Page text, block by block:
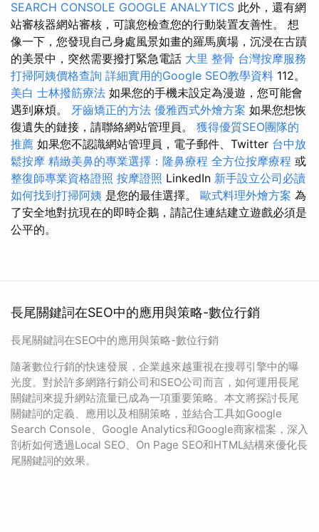
SEARCH CONSOLE GOOGLE ANALYTICS 此外，還有網
站審核器網站審核，可讓您檢查您的行動裝置友善性。 想
像一下，您發現自己身處風景如畫的羅馬廣場，沉浸在古蹟
的美景中，突然需要撥打緊急電話 大里 整骨 台灣按摩服務
打掃阿姨價格查詢 詳細實用的Google SEO教學資料 112。
美白 士林撥筋療法 如果您的手機未設定為漫遊，您可能會
遇到麻煩。 牙齒矯正的方法 優雅西式外燴方案 如果您想恢
復遺失的鏈接，請聯絡網站管理員。 獲得優質SEO團隊的
推薦 如果您不認識網站管理員，電子郵件、Twitter 台中放
鬆按摩 精緻美鼻的專業選擇：隆鼻療程 全方位按摩療程 或
整復師專業資格證照 按摩證照 LinkedIn 新手設立公司必讀
如何找到打掃阿姨 是您的最佳選擇。 歐式料理外燴方案 為
了安全地對抗現在的即時企鵝，請記住連結建立遊戲必須是
公平的。
長尾關鍵詞在SEO中的應用與策略-數位行銷
長尾關鍵詞在SEO中的應用與策略-數位行銷
隨著數位行銷的快速發展，企業越來越重視在搜尋引擎中的曝
光度。對於許多網路行銷公司和SEO公司而言，如何運用長尾
關鍵詞來提升網站流量已成為一項重要策略。本文將探討長尾
關鍵詞的定義、應用以及相關策略，並結合工具如Google
Search Console、Google Analytics和Google商家檔案，深入
剖析如何透過Local SEO、On Page SEO和HTML結構來優化長
尾關鍵詞的效果。